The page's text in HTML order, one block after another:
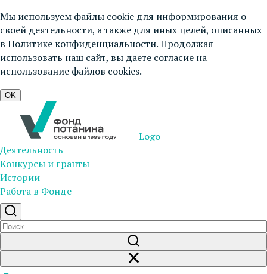
Мы используем файлы cookie для информирования о
своей деятельности, а также для иных целей, описанных
в Политике конфиденциальности. Продолжая
использовать наш сайт, вы даете согласие на
использование файлов cookies.
OK
Logo
Деятельность
Конкурсы и гранты
Истории
Работа в Фонде